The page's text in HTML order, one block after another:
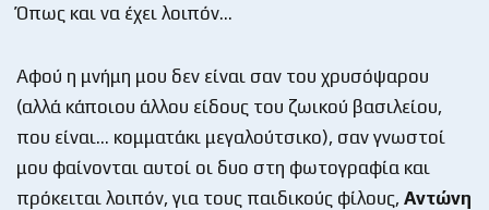
Όπως και να έχει λοιπόν…
Αφού η μνήμη μου δεν είναι σαν του χρυσόψαρου
(αλλά κάποιου άλλου είδους του ζωικού βασιλείου,
που είναι… κομματάκι μεγαλούτσικο), σαν γνωστοί
μου φαίνονται αυτοί οι δυο στη φωτογραφία και
πρόκειται λοιπόν, για τους παιδικούς φίλους, Αντώνη